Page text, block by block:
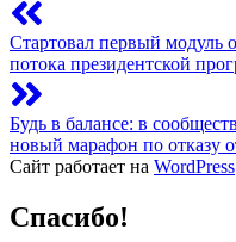
Стартовал первый модуль
потока президентской
Будь в балансе: в
новый марафон по отказу
Сайт работает на WordPress
Спасибо!